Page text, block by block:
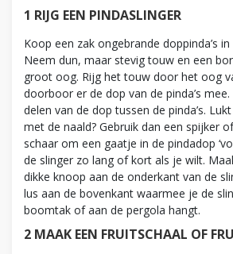
1 RIJG EEN PINDASLINGER
Koop een zak ongebrande doppinda’s
Neem dun, maar stevig touw en een
groot oog. Rijg het touw door het oog
doorboor er de dop van de pinda’s
delen van de dop tussen de pinda’s.
met de naald? Gebruik dan een spijker
schaar om een gaatje in de pindadop
de slinger zo lang of kort als je wilt.
dikke knoop aan de onderkant van de
lus aan de bovenkant waarmee je de
boomtak of aan de pergola hangt.
2 MAAK EEN FRUITSCHAAL OF